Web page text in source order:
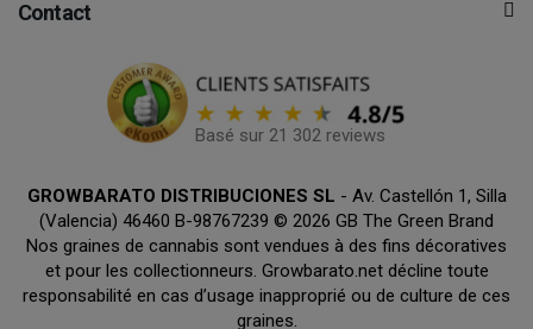
Contact
Basé sur 21 302 reviews
GROWBARATO DISTRIBUCIONES SL - Av. Castellón 1, Silla
(Valencia) 46460 B-98767239 © 2026 GB The Green Brand
Nos graines de cannabis sont vendues à des fins décoratives
et pour les collectionneurs. Growbarato.net décline toute
responsabilité en cas d’usage inapproprié ou de culture de ces
graines.